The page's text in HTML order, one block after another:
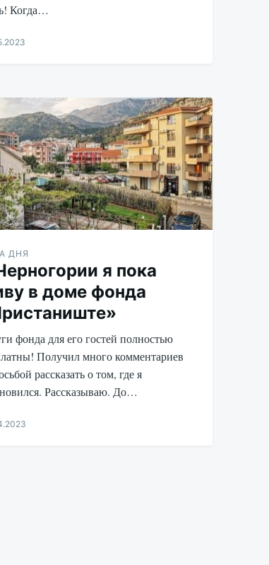
Когда…
ДНЯ
я пока
в доме фонда
фонда для его гостей полностью
Получил много комментариев
рассказать о том, где я
Рассказываю. До…